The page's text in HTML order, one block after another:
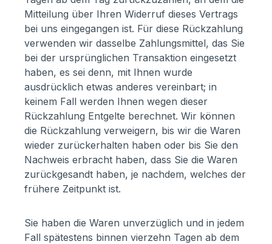
Mitteilung über Ihren Widerruf dieses Vertrags
bei uns eingegangen ist. Für diese Rückzahlung
verwenden wir dasselbe Zahlungsmittel, das Sie
bei der ursprünglichen Transaktion eingesetzt
haben, es sei denn, mit Ihnen wurde
ausdrücklich etwas anderes vereinbart; in
keinem Fall werden Ihnen wegen dieser
Rückzahlung Entgelte berechnet. Wir können
die Rückzahlung verweigern, bis wir die Waren
wieder zurückerhalten haben oder bis Sie den
Nachweis erbracht haben, dass Sie die Waren
zurückgesandt haben, je nachdem, welches der
frühere Zeitpunkt ist.
Sie haben die Waren unverzüglich und in jedem
Fall spätestens binnen vierzehn Tagen ab dem